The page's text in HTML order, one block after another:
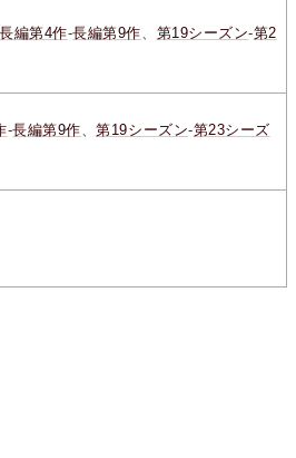
長編第4作-長編第9作 第19シーズン-第2
-長編第9作 、第19シーズン-第23シーズ